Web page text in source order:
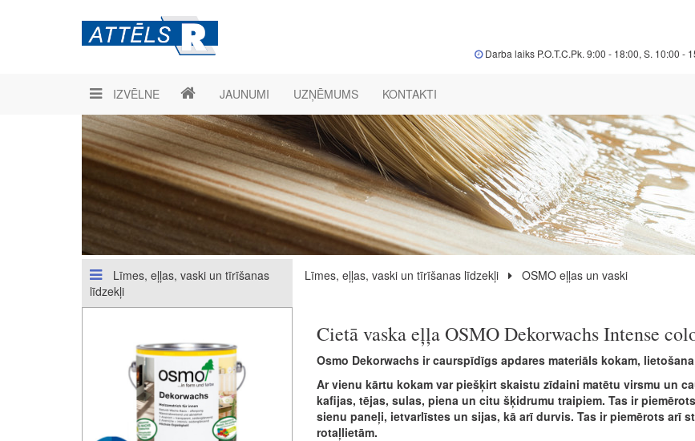
Darba laiks P.O.T.C.Pk. 9:00 - 18:00, S. 10:00 -
IZVĒLNE JAUNUMI UZŅĒMUMS KONTAKTI
Līmes, eļļas, vaski un tīrīšanas
līdzekļi
Līmes, eļļas, vaski un tīrīšanas līdzekļi OSMO eļļas un vaski
Cietā vaska eļļa OSMO Dekorwachs Intense
Osmo Dekorwachs ir caurspīdīgs apdares materiāls kokam,
Ar vienu kārtu kokam var piešķirt skaistu zīdaini matētu virsmu un
kafijas, tējas, sulas, piena un citu šķidrumu traipiem. Tas ir
sienu paneļi, ietvarlīstes un sijas, kā arī durvis. Tas ir piemērots arī
rotaļlietām.